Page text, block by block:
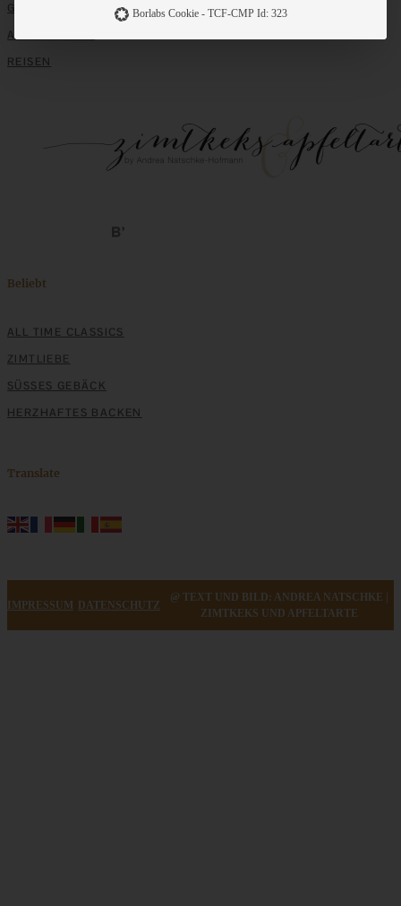
GRUNDLAGEN
ALLE REZEPTE
REISEN
Beliebt
ALL TIME CLASSICS
ZIMTLIEBE
SÜSSES GEBÄCK
HERZHAFTES BACKEN
Translate
IMPRESSUM DATENSCHUTZ
@ TEXT UND BILD: ANDREA NATSCHKE |
ZIMTKEKS UND APFELTARTE
Borlabs Cookie - TCF-CMP Id: 323